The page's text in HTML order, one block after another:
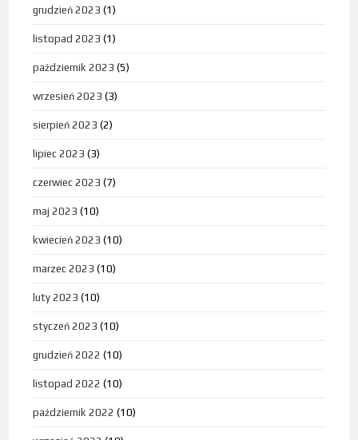
grudzień 2023 (1)
listopad 2023 (1)
październik 2023 (5)
wrzesień 2023 (3)
sierpień 2023 (2)
lipiec 2023 (3)
czerwiec 2023 (7)
maj 2023 (10)
kwiecień 2023 (10)
marzec 2023 (10)
luty 2023 (10)
styczeń 2023 (10)
grudzień 2022 (10)
listopad 2022 (10)
październik 2022 (10)